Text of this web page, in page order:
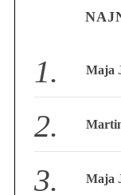
Maja
Maja